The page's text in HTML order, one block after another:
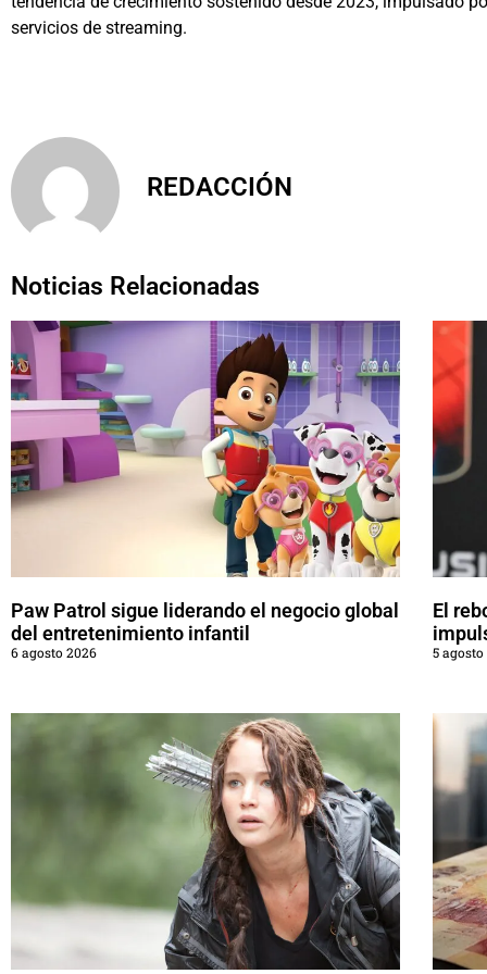
servicios de streaming.
REDACCIÓN
Noticias Relacionadas
Paw Patrol sigue liderando el negocio global
del entretenimiento infantil
6 agosto 2026
El
5